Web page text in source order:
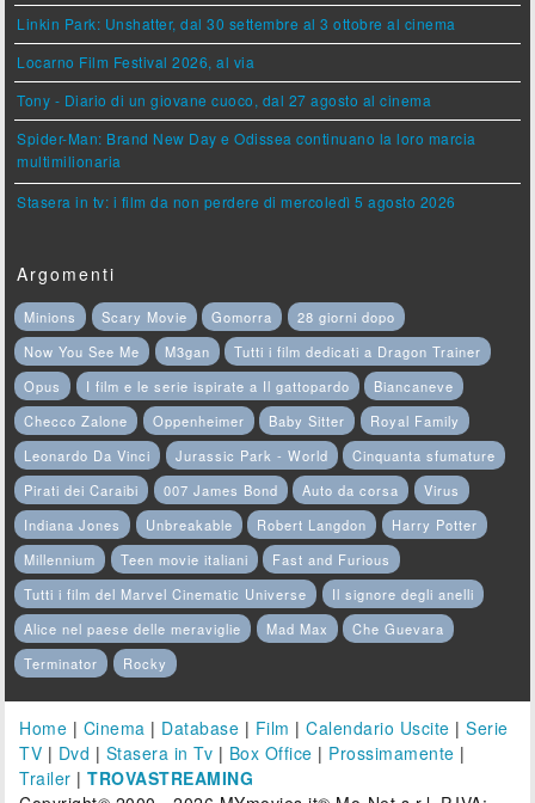
Linkin Park: Unshatter, dal 30 settembre al 3 ottobre al cinema
Locarno Film Festival 2026, al via
Tony - Diario di un giovane cuoco, dal 27 agosto al cinema
Spider-Man: Brand New Day e Odissea continuano la loro marcia
multimilionaria
Stasera in tv: i film da non perdere di mercoledì 5 agosto 2026
Argomenti
Minions Scary Movie Gomorra
28 giorni dopo
Now You See Me
M3gan
Tutti i film dedicati a Dragon Trainer
Opus
I film e le serie ispirate a Il gattopardo
Biancaneve
Checco Zalone
Oppenheimer Baby Sitter
Royal Family
Leonardo Da Vinci
Jurassic Park - World
Cinquanta sfumature
Pirati dei Caraibi
007 James Bond Auto da corsa
Virus
Indiana Jones
Unbreakable Robert Langdon
Harry Potter
Millennium
Teen movie italiani
Fast and Furious
Tutti i film del Marvel Cinematic Universe
Il signore degli anelli
Alice nel paese delle meraviglie
Mad Max
Che Guevara
Terminator
Rocky
Home | Cinema | Database | Film |Calendario Uscite |Serie
TV | Dvd | Stasera in Tv | Box Office | Prossimamente |
Trailer |TROVASTREAMING